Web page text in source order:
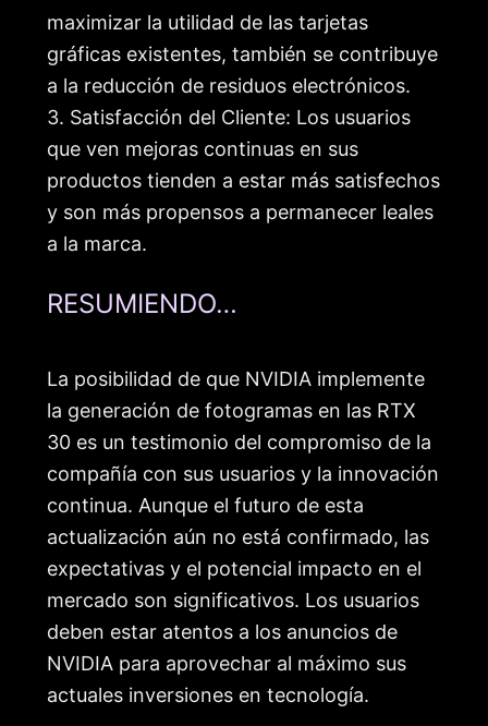
maximizar la utilidad de las tarjetas
gráficas existentes, también se contribuye
a la reducción de residuos electrónicos.
3. Satisfacción del Cliente: Los usuarios
que ven mejoras continuas en sus
productos tienden a estar más satisfechos
y son más propensos a permanecer leales
a la marca.
RESUMIENDO…
La posibilidad de que NVIDIA implemente
la generación de fotogramas en las RTX
30 es un testimonio del compromiso de la
compañía con sus usuarios y la innovación
continua. Aunque el futuro de esta
actualización aún no está confirmado, las
expectativas y el potencial impacto en el
mercado son significativos. Los usuarios
deben estar atentos a los anuncios de
NVIDIA para aprovechar al máximo sus
actuales inversiones en tecnología.